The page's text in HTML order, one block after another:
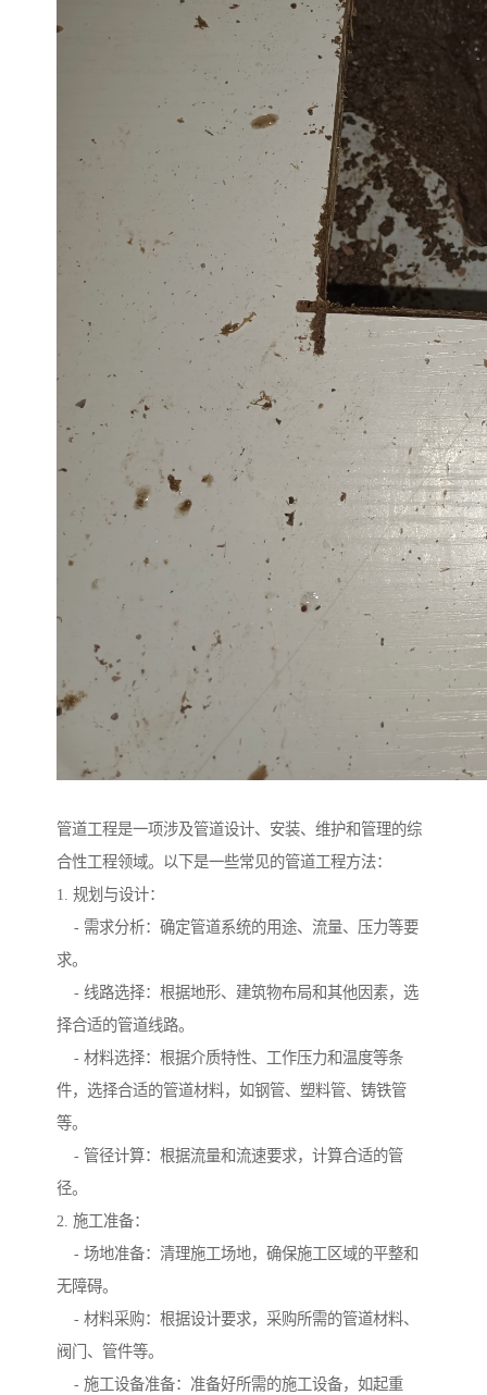
管道工程是一项涉及管道设计、安装、维护和管理的综
合性工程领域。以下是一些常见的管道工程方法：
1. 规划与设计：
- 需求分析：确定管道系统的用途、流量、压力等要
求。
- 线路选择：根据地形、建筑物布局和其他因素，选
择合适的管道线路。
- 材料选择：根据介质特性、工作压力和温度等条
件，选择合适的管道材料，如钢管、塑料管、铸铁管
等。
- 管径计算：根据流量和流速要求，计算合适的管
径。
2. 施工准备：
- 场地准备：清理施工场地，确保施工区域的平整和
无障碍。
- 材料采购：根据设计要求，采购所需的管道材料、
阀门、管件等。
- 施工设备准备：准备好所需的施工设备，如起重